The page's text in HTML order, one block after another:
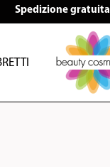
Spedizione gratuita